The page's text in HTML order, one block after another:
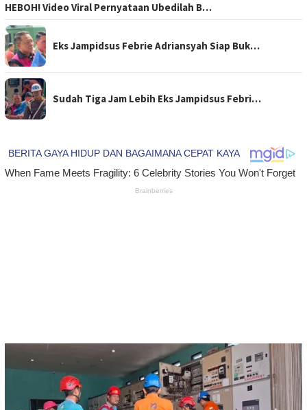
HEBOH! Video Viral Pernyataan Ubedilah B…
Eks Jampidsus Febrie Adriansyah Siap Buk…
Sudah Tiga Jam Lebih Eks Jampidsus Febri…